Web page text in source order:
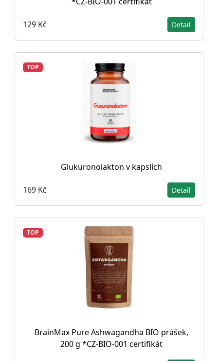
129 Kč Detail
TOP
Glukuronolakton v kapslích
169 Kč Detail
TOP
BrainMax Pure Ashwagandha BIO prášek,
200 g *CZ-BIO-001 certifikát